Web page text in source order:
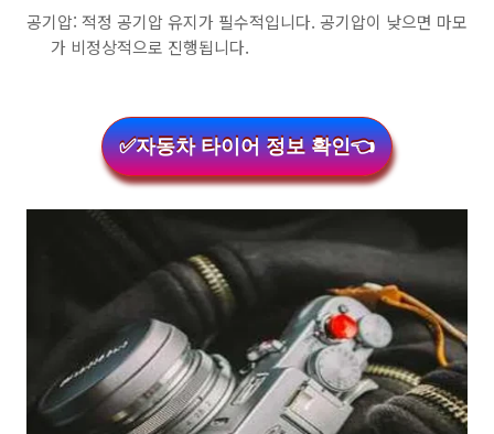
공기압: 적정 공기압 유지가 필수적입니다. 공기압이 낮으면 마모
가 비정상적으로 진행됩니다.
✅자동차 타이어 정보 확인👈